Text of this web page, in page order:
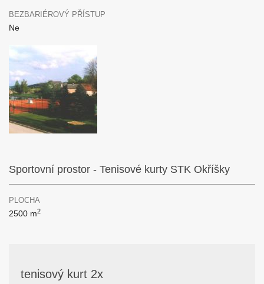
BEZBARIÉROVÝ PŘÍSTUP
Ne
Sportovní prostor - Tenisové kurty STK Okříšky
PLOCHA
2500 m2
tenisový kurt 2x